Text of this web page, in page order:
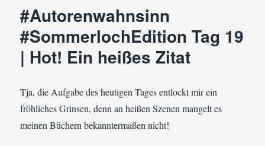
Meine
#Autorenwahnsinn
#SommerlochEdition Tag 19
| Hot! Ein heißes Zitat
Tja, die Aufgabe des heutigen Tages entlockt mir ein
fröhliches Grinsen, denn an heißen Szenen mangelt es
meinen Büchern bekanntermaßen nicht!